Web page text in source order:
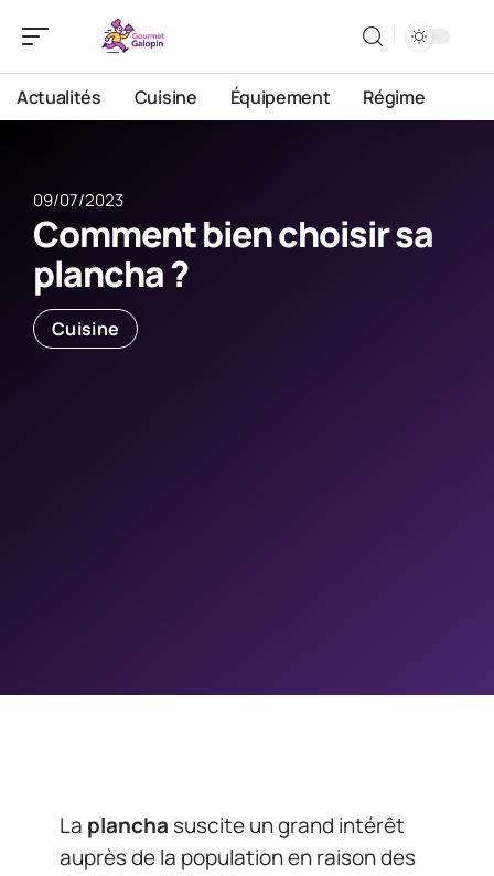
Actualités Cuisine Équipement Régime
09/07/2023
Comment bien choisir sa
plancha ?
Cuisine
La plancha suscite un grand intérêt
auprès de la population en raison des